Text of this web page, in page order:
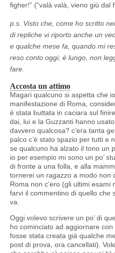
figher!” (“valà valà, vieno giù dal
p.s. Visto che, come ho scritto
di repliche vi riporto anche un
e qualche mese fa, quando mi
reso conto oggi; è lungo, non
fare.
Accosta un attimo
Magari qualcuno si aspetta che
manifestazione di Roma,
è stata buttata in caciara sul
dai, lui e la Guzzanti hanno
davvero qualcosa? c’era tanta
palco c’è stato spazio per tutti e
se qualcuno ha alzato il tono un
io per esempio mi sono un po’
di fronte a una folla, e alla
tornerei un ragazzo a modo non
Roma non c’ero (gli ultimi
farvi il commentino di quello che
va.
Oggi volevo scrivere un po’ di
ho cominciato ad aggiornare
fosse stata creata già qualche
post di prova, ora cancellati).